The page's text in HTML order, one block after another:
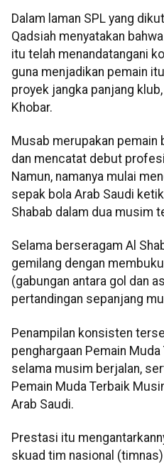
Dalam laman SPL yang
Qadsiah menyatakan
itu telah menandatangani
guna menjadikan pemain
proyek jangka panjang
Khobar.
Musab merupakan pemain
dan mencatat debut
Namun, namanya mulai
sepak bola Arab Saudi
Shabab dalam dua musim
Selama berseragam Al
gemilang dengan
(gabungan antara gol dan
pertandingan sepanjang
Penampilan konsisten
penghargaan Pemain
selama musim berjalan,
Pemain Muda Terbaik
Arab Saudi.
Prestasi itu
skuad tim nasional